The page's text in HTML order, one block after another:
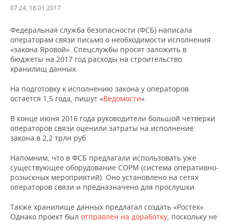
КОРОЛИ ГОСЗАКАЗА ПФО
ВУЗЫ ТАТАРСТАНА
КОМУ ПРИНАДЛЕЖАТ
ТОРГОВЫЕ ЦЕНТРЫ
ФИНАНСЫ
БАНКИ
БЮДЖЕТ
ИНВЕСТИЦИИ
ПРОМЫШЛЕННОСТЬ
НОВОСТИ
ПРОМЫШЛЕННОСТИ
МАШИНОСТРОЕНИЕ
НЕФТЕХИМИЯ
ОПК
НЕДВИЖИМОСТЬ
НОВОСТИ НЕДВИЖИМОСТИ
АВТО
НОВОСТИ АВТО
БИЗНЕС
НОВОСТИ БИЗНЕСА
РОЗНИЧНАЯ ТОРГОВЛЯ
ТРАНСПОРТ
УСЛУГИ
ТЕХНОЛОГИИ
НОВОСТИ ТЕХНОЛОГИЙ
IT
МЕДИА
ТЕЛЕКОММУНИКАЦИИ
МЕРОПРИЯТИЯ
НОВОСТИ МЕРОПРИЯТИЙ
ВЫЕЗДНАЯ РЕДАКЦИЯ
БИЗНЕС-БРАНЧИ
СПОРТ
НОВОСТИ СПОРТА
ФУТБОЛ
ОБЩЕСТВО
НОВОСТИ ОБЩЕСТВА
ФОТОГАЛЕРЕЯ
07:24, 18.01.2017
Федеральная служба безопасности (ФСБ) написала
операторам связи письмо о необходимости исполнения
«закона Яровой». Спецслужбы просят заложить в
бюджеты на 2017 год расходы на строительство
хранилищ данных.
На подготовку к исполнению закона у операторов
остается 1,5 года, пишут «Ведомости».
В конце июня 2016 года руководители большой четверки
операторов связи оценили затраты на исполнение
закона в 2,2 трлн руб.
Напомним, что в ФСБ предлагали использовать уже
существующее оборудование СОРМ (система оперативно-
розыскных мероприятий). Оно установлено на сетях
операторов связи и предназначено для прослушки.
Также хранилище данных предлагал создать «Ростех».
Однако проект был отправлен на доработку, поскольку не